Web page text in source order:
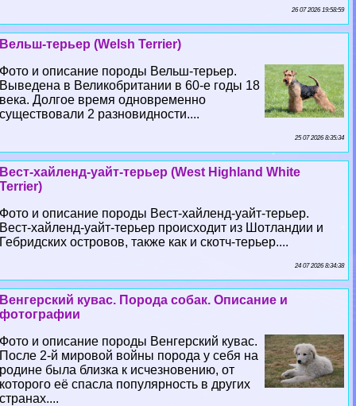
26 07 2026 19:58:59
Вельш-терьер (Welsh Terrier)
Фото и описание породы Вельш-терьер.
Выведена в Великобритании в 60-е годы 18
века. Долгое время одновременно
существовали 2 разновидности....
25 07 2026 8:35:34
Вест-хайленд-уайт-терьер (West Highland White
Terrier)
Фото и описание породы Вест-хайленд-уайт-терьер.
Вест-хайленд-уайт-терьер происходит из Шотландии и
Гебридских островов, также как и скотч-терьер....
24 07 2026 8:34:38
Венгерский кувас. Порода собак. Описание и
фотографии
Фото и описание породы Венгерский кувас.
После 2-й мировой войны порода у себя на
родине была близка к исчезновению, от
которого её спасла популярность в других
странах....